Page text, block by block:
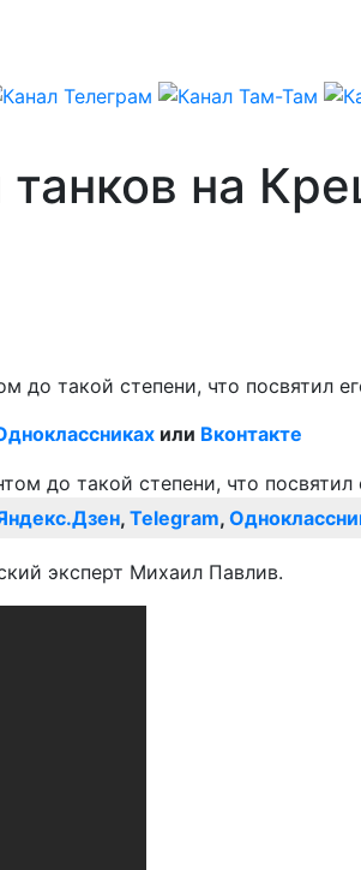
на
такой степени, что посвятил
или Вконтакте
, Telegram,
эксперт Михаил Павлив.